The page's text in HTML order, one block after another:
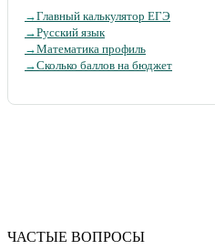
→Главный калькулятор ЕГЭ
→Русский язык
→Математика профиль
→Сколько баллов на бюджет
ЧАСТЫЕ ВОПРОСЫ